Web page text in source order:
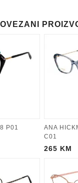
P01
ANA
C01
265 KM